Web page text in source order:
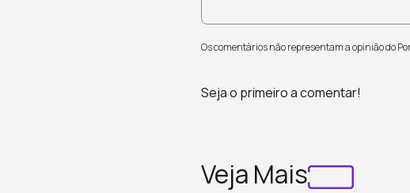
Os comentários não representam a opinião do
Seja o primeiro a comentar!
Veja Mais